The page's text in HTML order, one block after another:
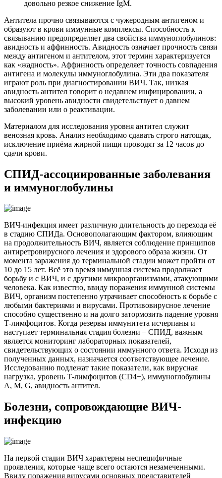
довольно резкое снижение IgM.
Антитела прочно связываются с чужеродным антигеном и
образуют в крови иммунные комплексы. Способность к
связыванию предопределяет два свойства иммуноглобулинов:
авидность и аффинность. Авидность означает прочность связи
между антигеном и антителом, этот термин характеризуется
как «жадность». Аффинность определяет точность совпадения
антигена и молекулы иммуноглобулина. Эти два показателя
играют роль при диагностировании ВИЧ. Так, низкая
авидность антител говорит о недавнем инфицировании, а
высокий уровень авидности свидетельствует о давнем
заболевании или о реактивации.
Материалом для исследования уровня антител служит
венозная кровь. Анализ необходимо сдавать строго натощак,
исключение приёма жирной пищи проводят за 12 часов до
сдачи крови.
СПИД-ассоциированные заболевания
и иммуноглобулины
ВИЧ-инфекция имеет различную длительность до перехода её
в стадию СПИДа. Основополагающим фактором, влияющим
на продолжительность ВИЧ, является соблюдение принципов
антиретровирусного лечения и здорового образа жизни. От
момента заражения до терминальной стадии может пройти от
10 до 15 лет. Всё это время иммунная система продолжает
борьбу и с ВИЧ, и с другими микроорганизмами, атакующими
человека. Как известно, ввиду поражения иммунной системы
ВИЧ, организм постепенно утрачивает способность к борьбе с
любыми бактериями и вирусами. Противовирусное лечение
способно существенно и на долго затормозить падение уровня
Т-лимфоцитов. Когда резервы иммунитета исчерпаны и
наступает терминальная стадия болезни – СПИД, важным
является мониторинг лабораторных показателей,
свидетельствующих о состоянии иммунного ответа. Исходя из
полученных данных, назначается соответствующее лечение.
Исследованию подлежат такие показатели, как вирусная
нагрузка, уровень Т-лимфоцитов (CD4+), иммуноглобулины
А, М, G, авидность антител.
Болезни, сопровождающие ВИЧ-
инфекцию
На первой стадии ВИЧ характерны неспецифичные
проявления, которые чаще всего остаются незамеченными.
Ввиду поражения вирусами основных представителей